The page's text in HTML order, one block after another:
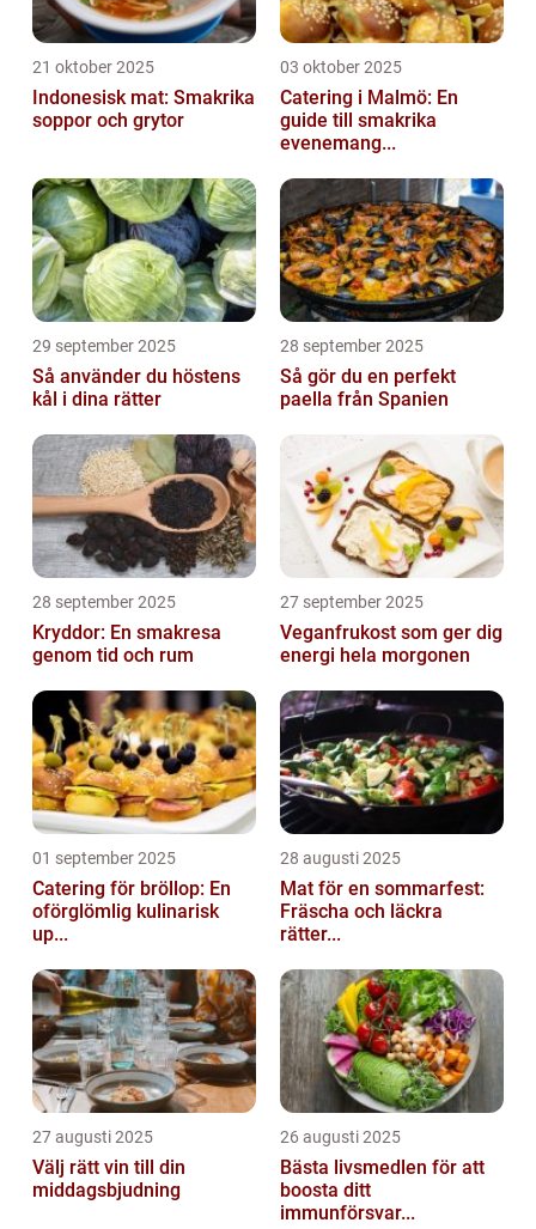
21 oktober 2025
Indonesisk mat: Smakrika
soppor och grytor
03 oktober 2025
Catering i Malmö: En
guide till smakrika
evenemang...
29 september 2025
Så använder du höstens
kål i dina rätter
28 september 2025
Så gör du en perfekt
paella från Spanien
28 september 2025
Kryddor: En smakresa
genom tid och rum
27 september 2025
Veganfrukost som ger dig
energi hela morgonen
01 september 2025
Catering för bröllop: En
oförglömlig kulinarisk
up...
28 augusti 2025
Mat för en sommarfest:
Fräscha och läckra
rätter...
27 augusti 2025
Välj rätt vin till din
middagsbjudning
26 augusti 2025
Bästa livsmedlen för att
boosta ditt
immunförsvar...